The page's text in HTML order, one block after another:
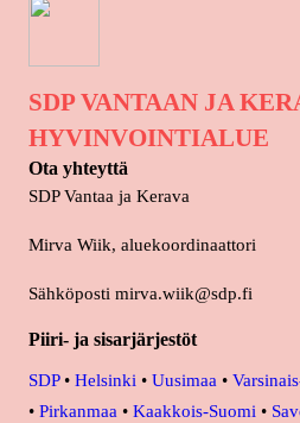
SDP VANTAAN JA
HYVINVOINTIALUE
Ota yhteyttä
SDP Vantaa ja Kerava
Mirva Wiik, aluekoordinaattori
Sähköposti mirva.wiik@sdp.fi
Piiri- ja sisarjärjestöt
SDP• Helsinki • Uusimaa •
• Pirkanmaa • Kaakkois-Suomi •